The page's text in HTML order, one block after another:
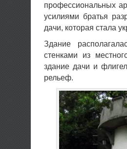
профессиональных
усилиями братья
дачи, которая стала
Здание
стенками из
здание дачи и
рельеф.